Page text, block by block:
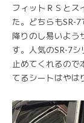
フィットＲＳとス
た。どちらもSR-
降りのし易いよう
す。人気のSR-7
止めてくれるので
てるシートはやは